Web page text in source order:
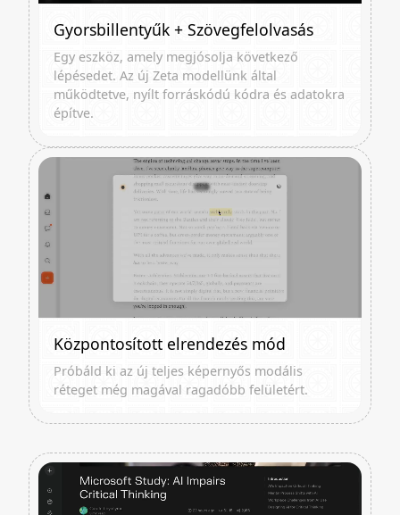
Gyorsbillentyűk + Szövegfelolvasás
Egy eszköz, amely megjósolja következő
lépésedet. Az új Zeta modellünk által
működtetve, nyílt forráskódú kódra és adatokra
építve.
Központosított elrendezés mód
Próbáld ki az új teljes képernyős modális
réteget még magával ragadóbb felületért.